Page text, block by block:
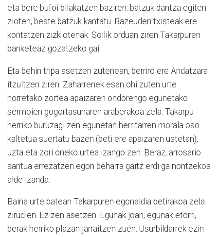
eta bere bufoi bilakatzen baziren: batzuk dantza egiten
zioten, beste batzuk kantatu. Bazeuden txisteak ere
kontatzen zizkiotenak. Soilik orduan ziren Takarpuren
banketeaz gozatzeko gai.
Eta behin tripa asetzen zutenean, berriro ere Andatzara
itzultzen ziren. Zaharrenek esan ohi zuten urte
horretako zortea apaizaren ondorengo egunetako
sermoien gogortasunaren araberakoa zela. Takarpu
herriko buruzagi zen egunetan herritarren morala oso
kaltetua suertatu bazen (beti ere apaizaren ustetan),
uzta eta zori oneko urtea izango zen. Beraz, arrosario
santua errezatzen egon beharra gaitz erdi gainontzekoa
alde izanda.
Baina urte batean Takarpuren egonaldia betirakoa zela
zirudien. Ez zen asetzen. Egunak joan, egunak etorri,
berak herriko plazan jarraitzen zuen. Usurbildarrek ezin